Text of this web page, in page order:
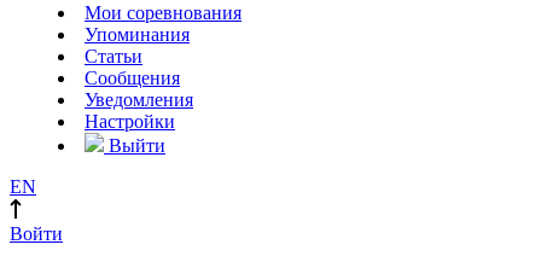
Мои соревнования
Упоминания
Статьи
Сообщения
Уведомления
Настройки
Выйти
EN
Войти